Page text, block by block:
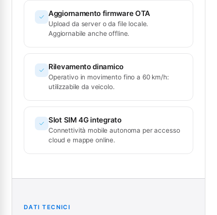
Aggiornamento firmware OTA
Upload da server o da file locale.
Aggiornabile anche offline.
Rilevamento dinamico
Operativo in movimento fino a 60 km/h:
utilizzabile da veicolo.
Slot SIM 4G integrato
Connettività mobile autonoma per accesso
cloud e mappe online.
DATI TECNICI